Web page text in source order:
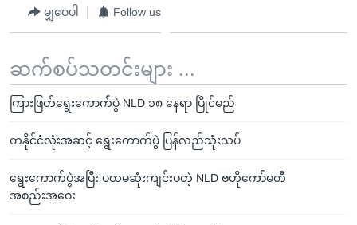
မျှဝေပါ Follow us
ဆက်စပ်သတင်းများ ...
ကြားဖြတ်ရွေးကောက်ပွဲ NLD ၁၈ နေရာ ပြိုင်မည်
တနိုင်ငံလုံးအဆင့် ရွေးကောက်ပွဲ ပြန်လည်သုံးသပ်
ရွေးကောက်ပွဲအပြီး ပထမဆုံးကျင်းပတဲ့ NLD ဗဟိုကော်မတီ
အစည်းအဝေး